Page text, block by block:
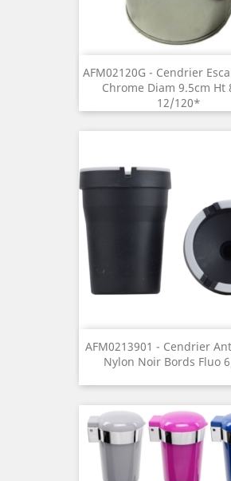
AFM02120G - Cendrier
Chrome Diam 9.5cm Ht
12/120*
AFM0213901 - Cendrier
Nylon Noir Bords Fluo